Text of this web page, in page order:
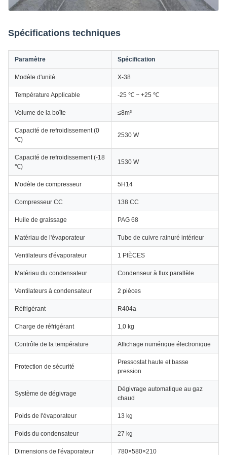
Spécifications techniques
Paramètre Spécification
Modèle d'unité X-38
Température Applicable -25 ℃ ~ +25 ℃
Volume de la boîte ≤8m³
Capacité de refroidissement (0
℃)
2530 W
Capacité de refroidissement (-18
℃)
1530 W
Modèle de compresseur 5H14
Compresseur CC 138 CC
Huile de graissage PAG 68
Matériau de l'évaporateur Tube de cuivre rainuré intérieur
Ventilateurs d'évaporateur 1 PIÈCES
Matériau du condensateur Condenseur à flux parallèle
Ventilateurs à condensateur 2 pièces
Réfrigérant R404a
Charge de réfrigérant 1,0 kg
Contrôle de la température Affichage numérique électronique
Protection de sécurité
Pressostat haute et basse
pression
Système de dégivrage
Dégivrage automatique au gaz
chaud
Poids de l'évaporateur 13 kg
Poids du condensateur 27 kg
Dimensions de l'évaporateur 780×580×210